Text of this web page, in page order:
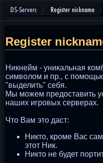
DS-Servers Register nickname
Register
Никнейм - уникальная
символом и пр., с
"выделить" себя.
Мы можем предоставить
наших игровых серверах.
Что Вам это даст:
Никто, кроме Вас
этот Ник.
Никто не будет